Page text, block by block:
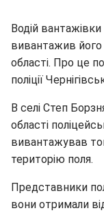
Водій вантажівки
вивантажив його
області. Про це
поліції
В селі Степ
області
вивантажував
територію поля.
Представники
вони отримали